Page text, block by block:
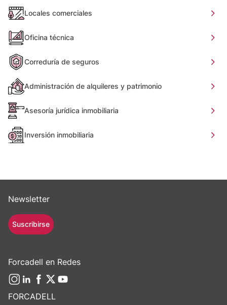
Locales comerciales
Oficina técnica
Correduría de seguros
Administración de alquileres y patrimonio
Asesoría jurídica inmobiliaria
Inversión inmobiliaria
FORCADELL
Newsletter
Suscribirse
Forcadell en Redes